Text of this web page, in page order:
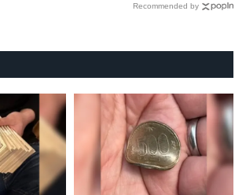
Recommended by